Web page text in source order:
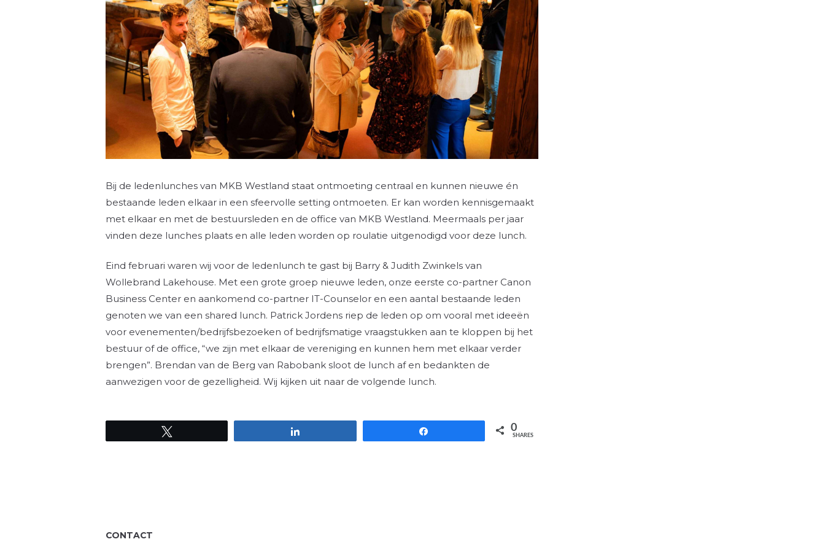
Bij de ledenlunches van MKB Westland staat ontmoeting centraal en kunnen nieuwe én
bestaande leden elkaar in een sfeervolle setting ontmoeten. Er kan worden kennisgemaakt
met elkaar en met de bestuursleden en de office van MKB Westland. Meermaals per jaar
vinden deze lunches plaats en alle leden worden op roulatie uitgenodigd voor deze lunch.
Eind februari waren wij voor de ledenlunch te gast bij Barry & Judith Zwinkels van
Wollebrand Lakehouse. Met een grote groep nieuwe leden, onze eerste co-partner Canon
Business Center en aankomend co-partner IT-Counselor en een aantal bestaande leden
genoten we van een shared lunch. Patrick Jordens riep de leden op om vooral met ideeën
voor evenementen/bedrijfsbezoeken of bedrijfsmatige vraagstukken aan te kloppen bij het
bestuur of de office, “we zijn met elkaar de vereniging en kunnen hem met elkaar verder
brengen”. Brendan van de Berg van Rabobank sloot de lunch af en bedankten de
aanwezigen voor de gezelligheid. Wij kijken uit naar de volgende lunch.
0
SHARES
CONTACT